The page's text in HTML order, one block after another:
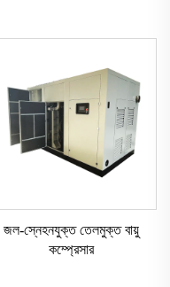
জল-স্নেহনযুক্ত তেলমুক্ত বায়ু
কম্প্রেসার